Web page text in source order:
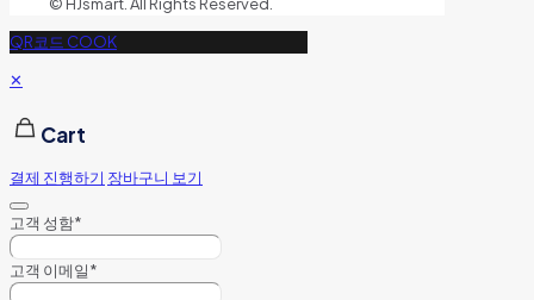
QR코드 COOK
✕
Cart
결제 진행하기 장바구니 보기
고객 성함*
고객 이메일*